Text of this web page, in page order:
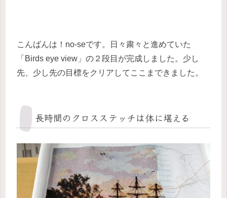
こんばんは！no-seです。日々粛々と進めていた
「Birds eye view」の２段目が完成しました。少し
先、少し先の目標をクリアしてここまできました。
長時間のクロスステッチは体に堪える